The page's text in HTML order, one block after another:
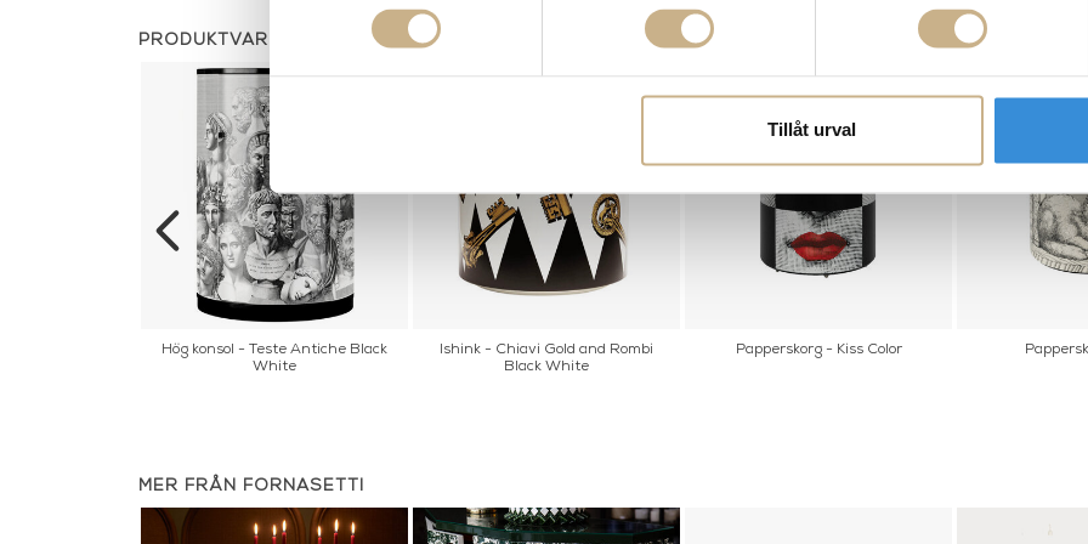
Tillåt urval
PRODUKTVARIANTER
Hög konsol - Teste Antiche Black
White
Ishink - Chiavi Gold and Rombi
Black White
Papperskorg - Kiss Color
MER FRÅN FORNASETTI